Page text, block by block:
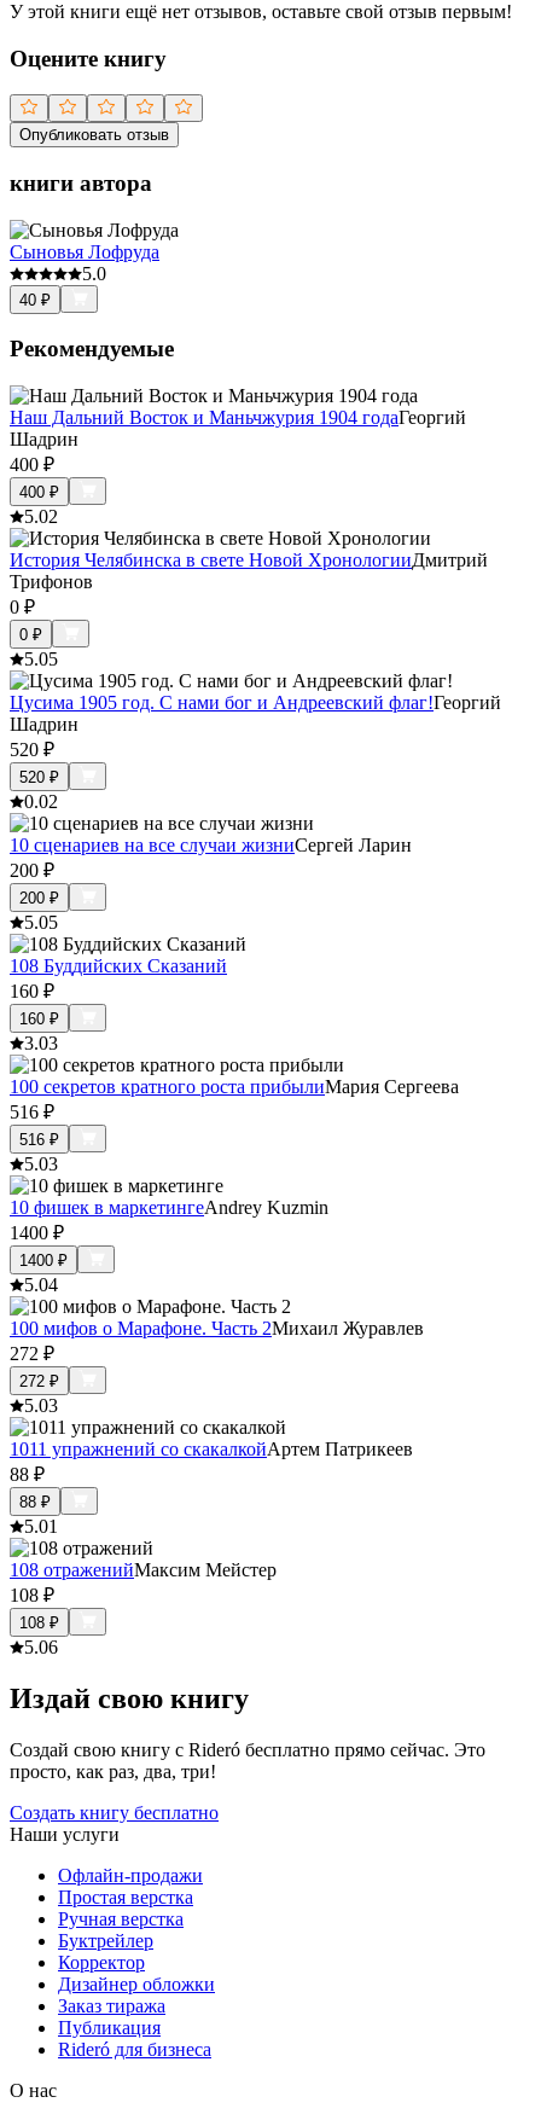
У этой книги ещё нет отзывов, оставьте свой отзыв первым!
Оцените книгу
Опубликовать отзыв
книги автора
Сыновья Лофруда
5.0
40 ₽
Рекомендуемые
Наш Дальний Восток и Маньчжурия 1904 годаГеоргий
Шадрин
400 ₽
400 ₽
5.02
История Челябинска в свете Новой ХронологииДмитрий
Трифонов
0 ₽
0 ₽
5.05
Цусима 1905 год. С нами бог и Андреевский флаг!Георгий
Шадрин
520 ₽
520 ₽
0.02
10 сценариев на все случаи жизниСергей Ларин
200 ₽
200 ₽
5.05
108 Буддийских Сказаний
160 ₽
160 ₽
3.03
100 секретов кратного роста прибылиМария Сергеева
516 ₽
516 ₽
5.03
10 фишек в маркетингеAndrey Kuzmin
1400 ₽
1400 ₽
5.04
100 мифов о Марафоне. Часть 2Михаил Журавлев
272 ₽
272 ₽
5.03
1011 упражнений со скакалкойАртем Патрикеев
88 ₽
88 ₽
5.01
108 отраженийМаксим Мейстер
108 ₽
108 ₽
5.06
Издай свою книгу
Создай свою книгу с Rideró бесплатно прямо сейчас. Это
просто, как раз, два, три!
Создать книгу бесплатно
Наши услуги
Офлайн-продажи
Простая верстка
Ручная верстка
Буктрейлер
Корректор
Дизайнер обложки
Заказ тиража
Публикация
Rideró для бизнеса
О нас